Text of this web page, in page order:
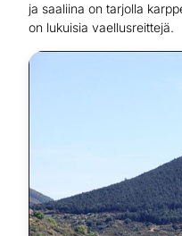
ja saaliina on tarjolla
on lukuisia vaellusreittejä.